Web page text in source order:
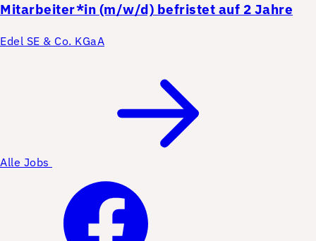
Mitarbeiter*in (m/w/d) befristet auf 2 Jahre
Edel SE & Co. KGaA
Alle Jobs